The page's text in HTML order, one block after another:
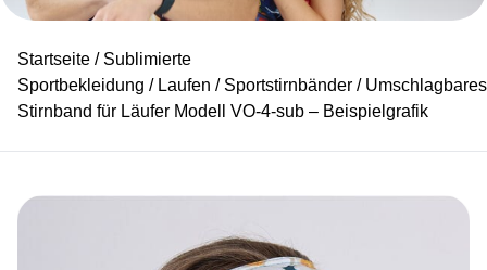
Startseite / Sublimierte
Sportbekleidung / Laufen / Sportstirnbänder / Umschlagbares
Stirnband für Läufer Modell VO-4-sub – Beispielgrafik